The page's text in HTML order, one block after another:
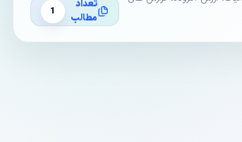
تعداد
مطالب
1